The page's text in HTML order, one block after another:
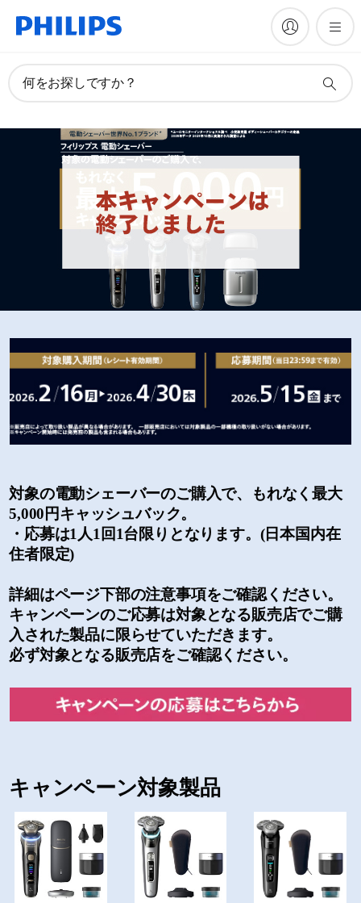
何をお探しですか？
対象の電動シェーバーのご購入で、もれなく最大
5,000円キャッシュバック。
・応募は1人1回1台限りとなります。(日本国内在
住者限定)
詳細はページ下部の注意事項をご確認ください。
キャンペーンのご応募は対象となる販売店でご購
入された製品に限らせていただきます。
必ず対象となる販売店をご確認ください。
キャンペーン対象製品